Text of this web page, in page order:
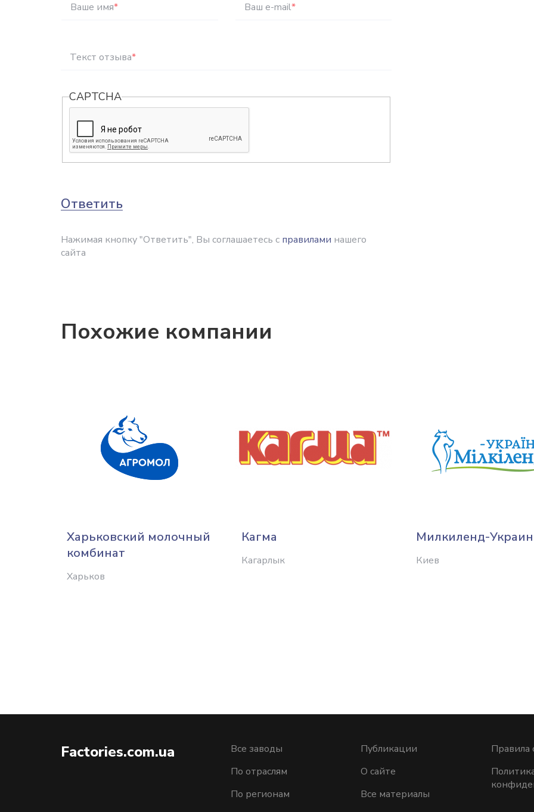
Ваше имя* Ваш e-mail*
Текст отзыва*
CAPTCHA
Ответить
Нажимая кнопку "Ответить", Вы соглашаетесь с правилами нашего
сайта
Похожие компании
Харьковский молочный
комбинат
Харьков
Кагма
Кагарлык
Милкиленд-
Киев
Factories.com.ua
Все заводы
По отраслям
По регионам
Публикации
О сайте
Все материалы
Правила